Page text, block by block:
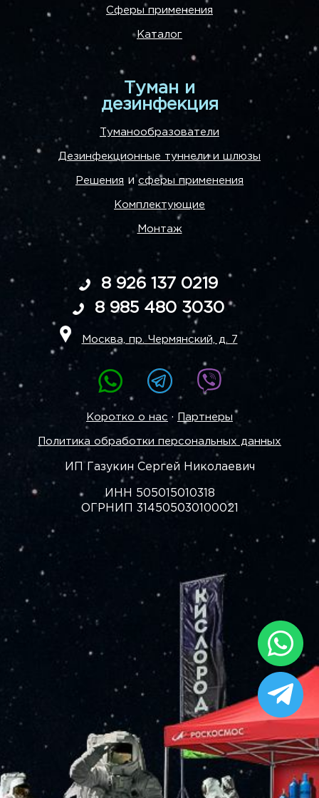
Сферы применения
Каталог
Туман и
дезинфекция
Туманообразователи
Дезинфекционные туннели и шлюзы
Решения исферы применения
Комплектующие
Монтаж
8 926 137 0219
8 985 480 3030
Москва, пр. Чермянский, д. 7
Коротко о нас · Партнеры
Политика обработки персональных данных
ИП Газукин Сергей Николаевич
ИНН 505015010318
ОГРНИП 314505030100021